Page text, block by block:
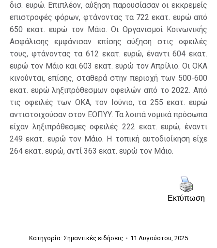
δισ. ευρώ. Επιπλέον, αύξηση παρουσίασαν οι εκκρεμείς
επιστροφές φόρων, φτάνοντας τα 722 εκατ. ευρώ από
650 εκατ. ευρώ τον Μάιο. Οι Οργανισμοί Κοινωνικής
Ασφάλισης εμφάνισαν επίσης αύξηση στις οφειλές
τους, φτάνοντας τα 612 εκατ. ευρώ, έναντι 604 εκατ.
ευρώ τον Μάιο και 603 εκατ. ευρώ τον Απρίλιο. Οι ΟΚΑ
κινούνται, επίσης, σταθερά στην περιοχή των 500-600
εκατ. ευρώ ληξιπρόθεσµων οφειλών από το 2022. Από
τις οφειλές των ΟΚΑ, τον Ιούνιο, τα 255 εκατ. ευρώ
αντιστοιχούσαν στον ΕΟΠΥΥ. Τα λοιπά νοµικά πρόσωπα
είχαν ληξιπρόθεσµες οφειλές 222 εκατ. ευρώ, έναντι
249 εκατ. ευρώ τον Μάιο. Η τοπική αυτοδιοίκηση είχε
264 εκατ. ευρώ, αντί 363 εκατ. ευρώ τον Μάιο.
Εκτύπωση
Κατηγορία: Σημαντικές ειδήσεις
11 Αυγούστου, 2025